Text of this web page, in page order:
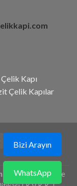
Çelik Kapı
Çelik Kapılar
Ve Satış| İade
Bizi Arayın
WhatsApp